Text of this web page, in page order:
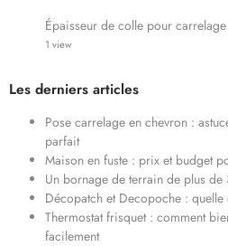
Épaisseur de colle pour
1 view
Les derniers articles
Pose carrelage en chevron :
parfait
Maison en fuste : prix et budget
Un bornage de terrain de plus de
Décopatch et Decopoche :
Thermostat frisquet : comment
facilement